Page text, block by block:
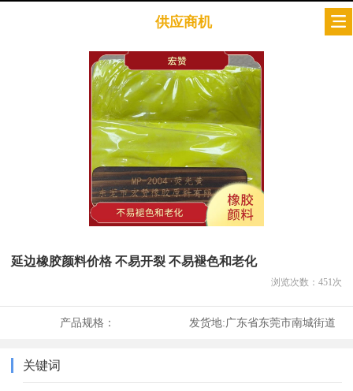
供应商机
延边橡胶颜料价格 不易开裂 不易褪色和老化
浏览次数： 451 次
产品规格： 发货地:广东省东莞市南城街道
关键词